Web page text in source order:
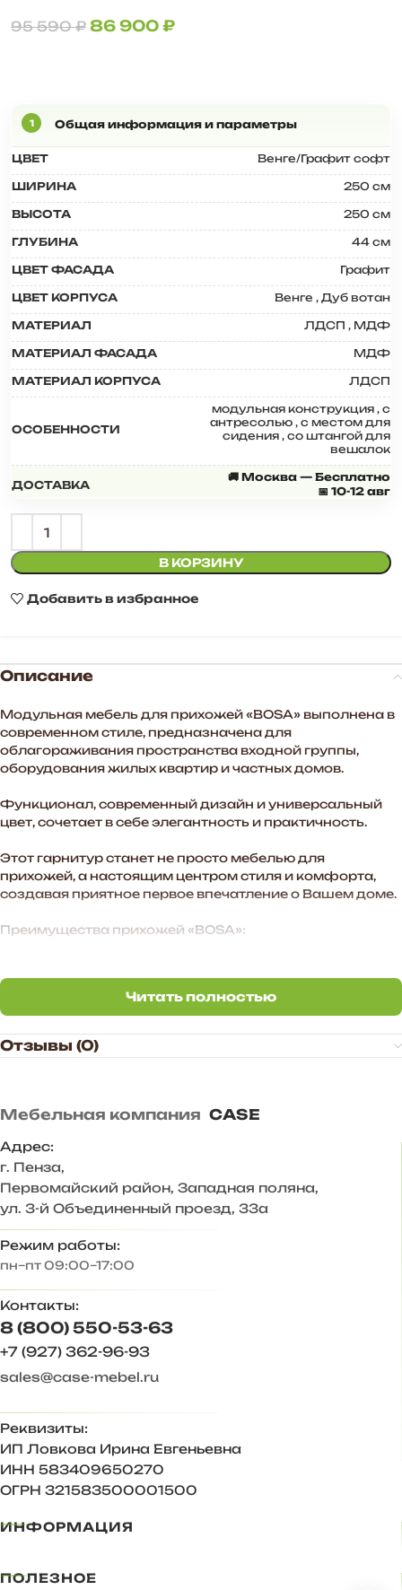
95 590₽ 86 900₽
ЦВЕТ Венге/Графит софт
ШИРИНА 250 см
ВЫСОТА 250 см
ГЛУБИНА 44 см
ЦВЕТ ФАСАДА Графит
ЦВЕТ КОРПУСА Венге , Дуб вотан
МАТЕРИАЛ ЛДСП , МДФ
МАТЕРИАЛ ФАСАДА МДФ
МАТЕРИАЛ КОРПУСА ЛДСП
ОСОБЕННОСТИ
модульная конструкция , с
антресолью , с местом для
сидения , со штангой для
вешалок
ДОСТАВКА
🚚 Москва — Бесплатно
📅 10-12 авг
В КОРЗИНУ
Добавить в избранное
Описание
Модульная мебель для прихожей «BOSA» выполнена в
современном стиле, предназначена для
облагораживания пространства входной группы,
оборудования жилых квартир и частных домов.
Функционал, современный дизайн и универсальный
цвет, сочетает в себе элегантность и практичность.
Этот гарнитур станет не просто мебелью для
прихожей, а настоящим центром стиля и комфорта,
создавая приятное первое впечатление о Вашем доме.
Преимущества прихожей «BOSA»:
— Стильные МДФ-фасады в цвете графит софт
создают атмосферу уюта в помещении.
— Произвольное расположение модулей. Также есть
большинства и интерьеров.
— Дополнительные антресоли закрывают
пространство до потолка, больше места для хранения.
Корпус ЛДСП Венге, Дуб вотан
Фасад МДФ Графит софт
Задняя стенка – ХДФ 3 мм
— Антресоли крепятся к стене на навес регулируемый
механическими толкателями push-to-open.
— Регулируемая опора 20 мм, вместо нее можно
использовать подпятники 4 мм.
выкручивания опор не рекомендуется, только
— Глубина полок в шкафу и пенале 424 мм.
Читать полностью
Читать полностью
Отзывы (0)
Мебельная компания CASE
Адрес:
г. Пенза,
Первомайский район, Западная поляна,
ул. 3-й Объединенный проезд, 33а
Режим работы:
пн–пт 09:00–17:00
Контакты:
8 (800) 550-53-63
+7 (927) 362-96-93
sales@case-mebel.ru
Реквизиты:
ИП Ловкова Ирина Евгеньевна
ИНН 583409650270
ОГРН 321583500001500
ИНФОРМАЦИЯ
ПОЛЕЗНОЕ